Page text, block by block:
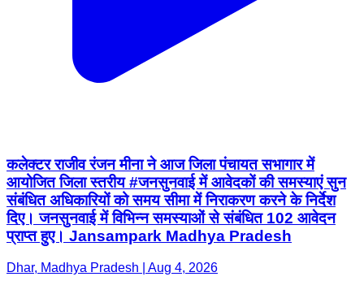
कलेक्टर राजीव रंजन मीना ने आज जिला पंचायत सभागार में
आयोजित जिला स्तरीय #जनसुनवाई में आवेदकों की समस्याएं सुन
संबंधित अधिकारियों को समय सीमा में निराकरण करने के निर्देश
दिए। जनसुनवाई में विभिन्न समस्याओं से संबंधित 102 आवेदन
प्राप्त हुए। Jansampark Madhya Pradesh
Dhar, Madhya Pradesh | Aug 4, 2026